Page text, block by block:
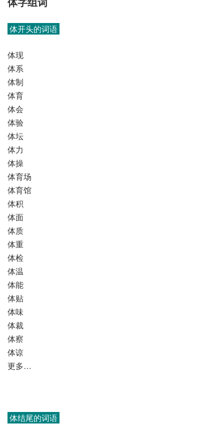
体开头的词语
体现
体系
体制
体育
体会
体验
体坛
体力
体操
体育场
体育馆
体积
体面
体质
体重
体检
体温
体能
体贴
体味
体裁
体察
体谅
更多…
体结尾的词语